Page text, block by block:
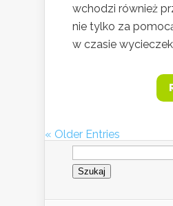
wchodzi również
nie tylko za
w czasie
« Older Entries
Szukaj: